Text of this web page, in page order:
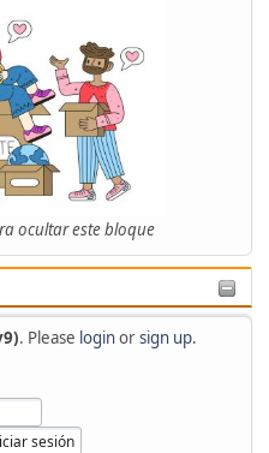
ocultar este bloque
. Please loginorsign up.